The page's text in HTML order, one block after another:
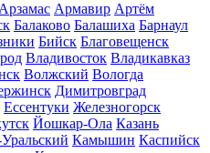
Арзамас Армавир Артём
Балаково Балашиха Барнаул
Бийск Благовещенск
Владивосток Владикавказ
Волжский Вологда
Димитровград
Ессентуки Железногорск
Йошкар-Ола Казань
Камышин Каспийск